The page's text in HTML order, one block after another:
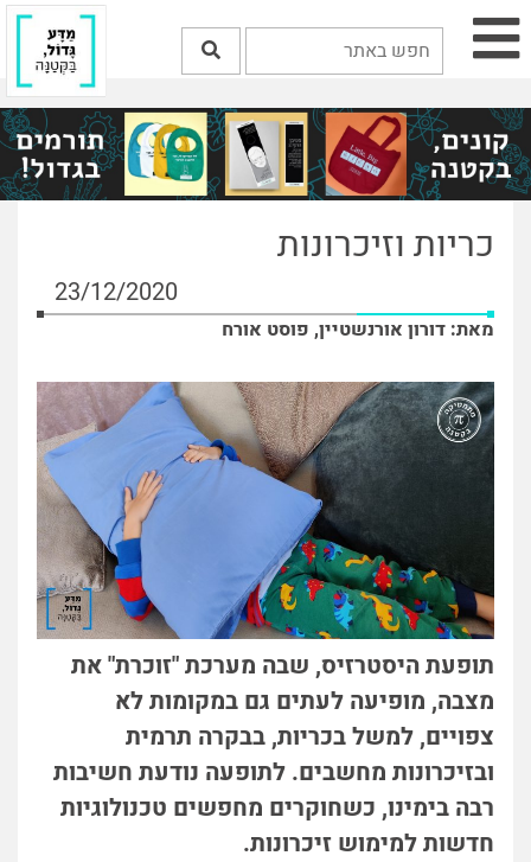
כריות וזיכרונות
23/12/2020
מאת: דורון אורנשטיין, פוסט אורח
תופעת היסטרזיס, שבה מערכת "זוכרת" את
מצבה, מופיעה לעתים גם במקומות לא
צפויים, למשל בכריות, בבקרה תרמית
ובזיכרונות מחשבים. לתופעה נודעת חשיבות
רבה בימינו, כשחוקרים מחפשים טכנולוגיות
חדשות למימוש זיכרונות.